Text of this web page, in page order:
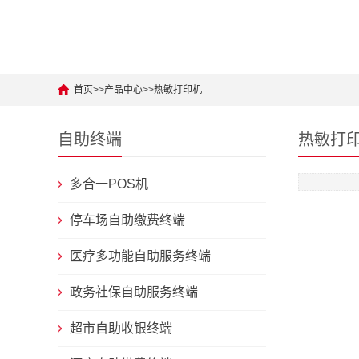
首页>>产品中心>>热敏打印机
自助终端
多合一POS机
停车场自助缴费终端
医疗多功能自助服务终端
政务社保自助服务终端
超市自助收银终端
热敏打